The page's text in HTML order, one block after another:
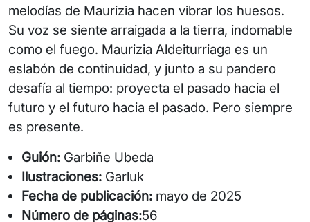
melodías de Maurizia hacen vibrar los huesos.
Su voz se siente arraigada a la tierra, indomable
como el fuego. Maurizia Aldeiturriaga es un
eslabón de continuidad, y junto a su pandero
desafía al tiempo: proyecta el pasado hacia el
futuro y el futuro hacia el pasado. Pero siempre
es presente.
Guión:Garbiñe Ubeda
Ilustraciones:Garluk
Fecha de publicación:mayo de 2025
Número de páginas:56